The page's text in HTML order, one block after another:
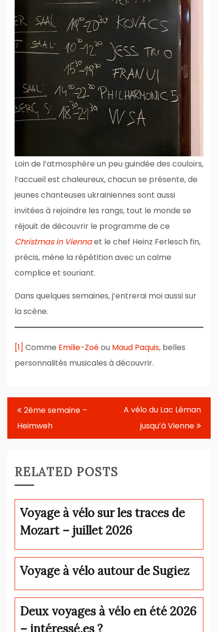
Loin de l’atmosphère un peu guindée des couloirs,
l’accueil est chaleureux, chacun se présente, de
jeunes chanteuses ukrainiennes sont aussi
invitées à rejoindre les rangs, tout le monde se
réjouit de découvrir le programme de ce
Christmas in Viennaet le chef Heinz Ferlesch fin,
précis, mène la répétition avec un calme
complice et souriant.
Dans quelques semaines, j’entrerai moi aussi sur
la scène.
[1] Comme Emilie-Zoéou Maud Paquis, belles
personnalités musicales à découvrir.
Navigation
de
l’article
2ème semaine –
Heimweh
A vélo du Lac Léman
jusqu’à Vienne
RELATED POSTS
Voyage à vélo sur les traces de
Mozart – juillet 2026
Voyage à vélo autour de Sugiez
Deux voyages à vélo en été 2026
– intéressé.es ?